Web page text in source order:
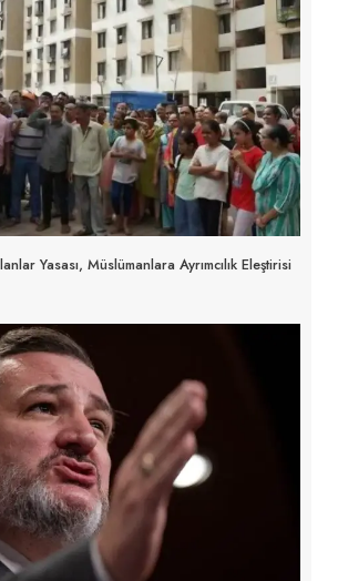
Yasası, Müslümanlara Ayrımcılık Eleştirisi